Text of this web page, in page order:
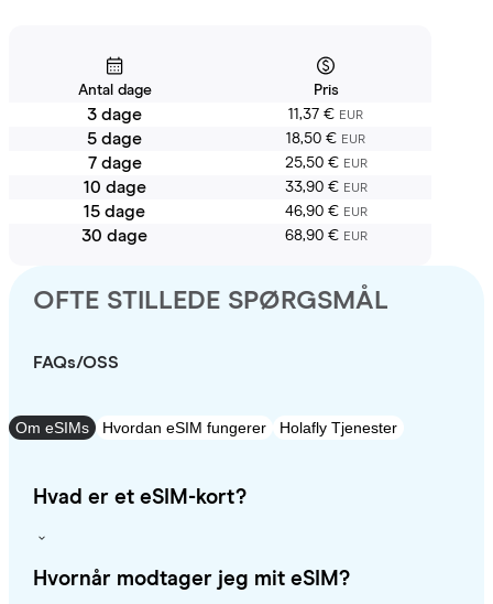
Antal dage Pris
3 dage 11,37 € EUR
5 dage 18,50 € EUR
7 dage 25,50 € EUR
10 dage 33,90 € EUR
15 dage 46,90 € EUR
30 dage 68,90 € EUR
OFTE STILLEDE SPØRGSMÅL
FAQs/OSS
Om eSIMs Hvordan eSIM fungerer Holafly Tjenester
Hvad er et eSIM-kort?
Hvornår modtager jeg mit eSIM?